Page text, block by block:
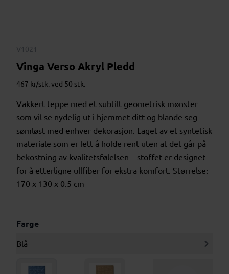
V1021
Vinga Verso Akryl Pledd
467 kr/stk. ved 50 stk.
Vakkert teppe med et subtilt geometrisk mønster
som vil se nydelig ut i hjemmet ditt og blande seg
sømløst med enhver dekorasjon. Laget av et syntetisk
materiale som er lett å holde rent uten at det går på
bekostning av kvalitetsfølelsen – stoffet er designet
for å etterligne ullfiber for ekstra komfort. Størrelse:
170 x 130 x 0.5 cm
Farge
Blå